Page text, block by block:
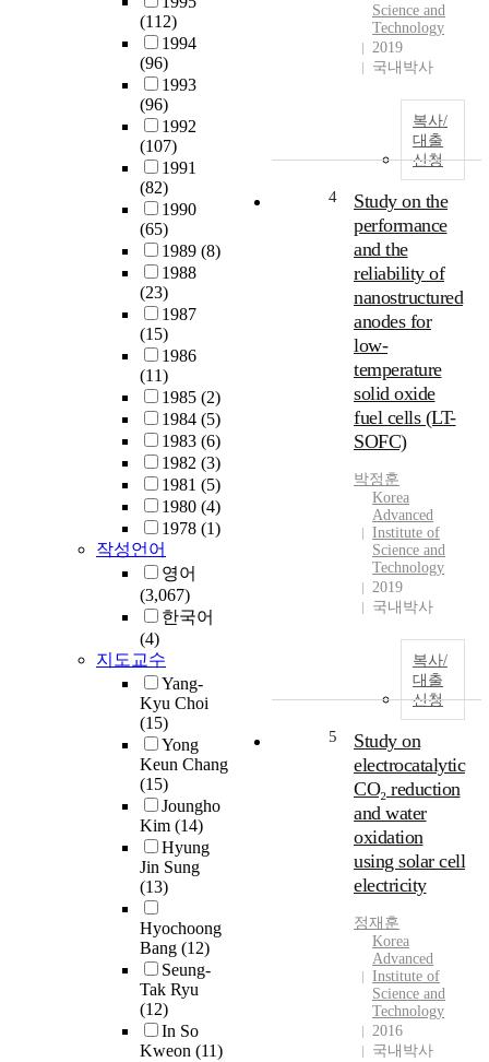
(112)
1994
(96)
1993
(96)
1992
(107)
1991
(82)
1990
(65)
1989 (8)
1988
(23)
1987
(15)
1986
(11)
1985 (2)
1984 (5)
1983 (6)
1982 (3)
1981 (5)
1980 (4)
1978 (1)
작성언어
영어
(3,067)
한국어
(4)
지도교수
Yang-
Kyu Choi
(15)
Yong
Keun Chang
(15)
Joungho
Kim (14)
Hyung
Jin Sung
(13)
Hyochoong
Bang (12)
Seung-
Tak Ryu
(12)
In So
Kweon (11)
Science and
Technology
2019
국내박사
복사/
대출
신청
4
Study on the
performance
and the
reliability of
nanostructured
anodes for
low-
temperature
solid oxide
fuel cells (LT-
SOFC)
박정훈
Korea
Advanced
Institute of
Science and
Technology
2019
국내박사
복사/
대출
신청
5
Study on
electrocatalytic
CO₂ reduction
and water
oxidation
using solar cell
electricity
정재훈
Korea
Advanced
Institute of
Science and
Technology
2016
국내박사